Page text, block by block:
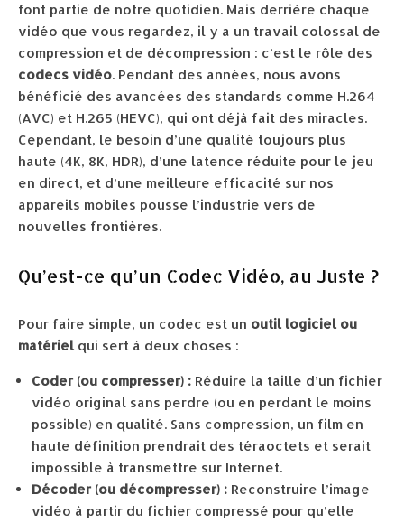
font partie de notre quotidien. Mais derrière chaque
vidéo que vous regardez, il y a un travail colossal de
compression et de décompression : c’est le rôle des
codecs vidéo. Pendant des années, nous avons
bénéficié des avancées des standards comme H.264
(AVC) et H.265 (HEVC), qui ont déjà fait des miracles.
Cependant, le besoin d’une qualité toujours plus
haute (4K, 8K, HDR), d’une latence réduite pour le jeu
en direct, et d’une meilleure efficacité sur nos
appareils mobiles pousse l’industrie vers de
nouvelles frontières.
Qu’est-ce qu’un Codec Vidéo, au Juste ?
Pour faire simple, un codec est un outil logiciel ou
matériel qui sert à deux choses :
Coder (ou compresser) : Réduire la taille d’un fichier
vidéo original sans perdre (ou en perdant le moins
possible) en qualité. Sans compression, un film en
haute définition prendrait des téraoctets et serait
impossible à transmettre sur Internet.
Décoder (ou décompresser) : Reconstruire l’image
vidéo à partir du fichier compressé pour qu’elle